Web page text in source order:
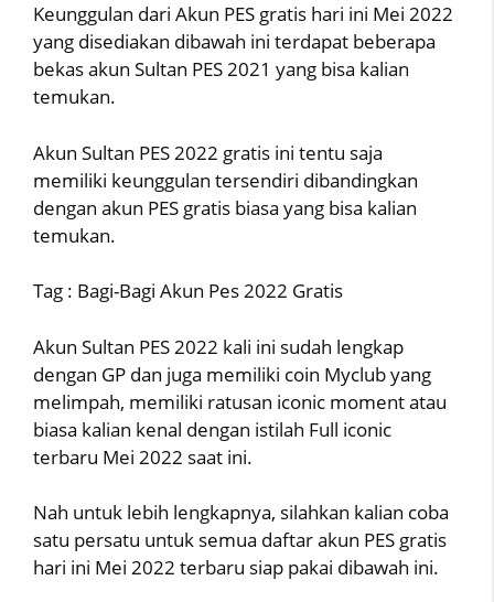
Keunggulan dari Akun PES gratis hari ini Mei 2022
yang disediakan dibawah ini terdapat beberapa
bekas akun Sultan PES 2021 yang bisa kalian
temukan.
Akun Sultan PES 2022 gratis ini tentu saja
memiliki keunggulan tersendiri dibandingkan
dengan akun PES gratis biasa yang bisa kalian
temukan.
Tag : Bagi-Bagi Akun Pes 2022 Gratis
Akun Sultan PES 2022 kali ini sudah lengkap
dengan GP dan juga memiliki coin Myclub yang
melimpah, memiliki ratusan iconic moment atau
biasa kalian kenal dengan istilah Full iconic
terbaru Mei 2022 saat ini.
Nah untuk lebih lengkapnya, silahkan kalian coba
satu persatu untuk semua daftar akun PES gratis
hari ini Mei 2022 terbaru siap pakai dibawah ini.